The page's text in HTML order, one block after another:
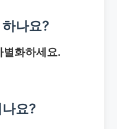
나요?
별화하세요.
요?